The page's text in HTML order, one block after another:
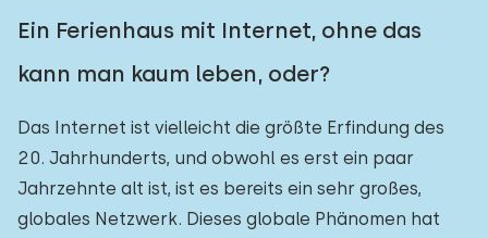
Ein Ferienhaus mit Internet, ohne das
kann man kaum leben, oder?
Das Internet ist vielleicht die größte Erfindung des
20. Jahrhunderts, und obwohl es erst ein paar
Jahrzehnte alt ist, ist es bereits ein sehr großes,
globales Netzwerk. Dieses globale Phänomen hat